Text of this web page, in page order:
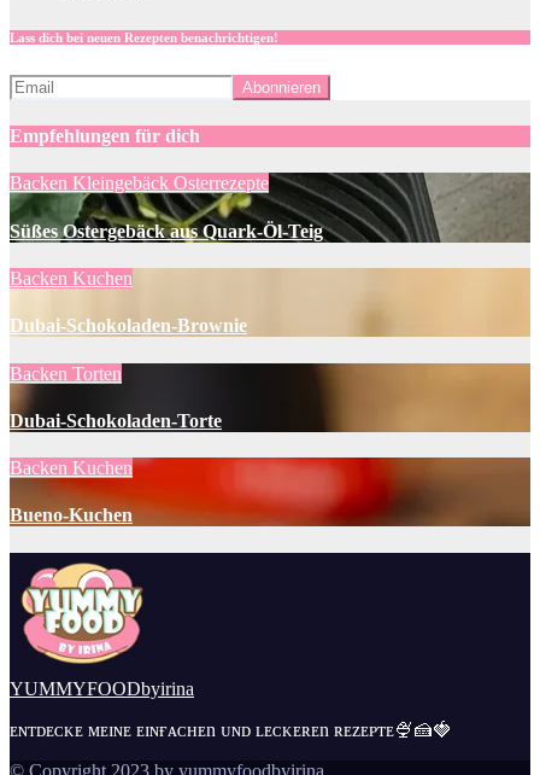
Lass dich bei neuen Rezepten benachrichtigen!
Empfehlungen für dich
Backen Kleingebäck Osterrezepte
Süßes Ostergebäck aus Quark-Öl-Teig
Backen Kuchen
Dubai-Schokoladen-Brownie
Backen Torten
Dubai-Schokoladen-Torte
Backen Kuchen
Bueno-Kuchen
YUMMYFOODbyirina
ᴇɴᴛᴅᴇᴄᴋᴇ ᴍᴇɪɴᴇ ᴇɪɴғᴀᴄʜᴇn ᴜɴᴅ ʟᴇᴄᴋᴇʀᴇn ʀᴇᴢᴇᴘᴛᴇ🍨🍰🍓
© Copyright 2023 by yummyfoodbyirina